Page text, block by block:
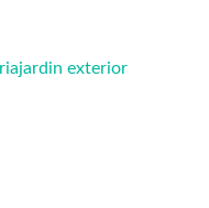
jardin exterior